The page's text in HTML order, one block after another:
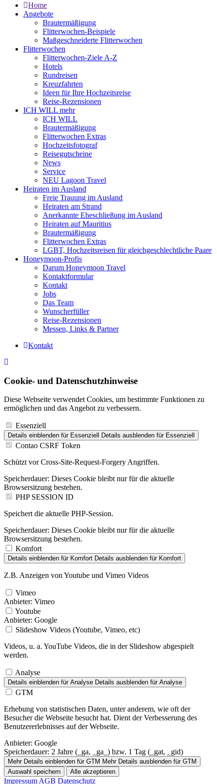
Home
Angebote
Brautermäßigung
Flitterwochen-Beispiele
Maßgeschneiderte Flitterwochen
Flitterwochen
Flitterwochen-Ziele A-Z
Hotels
Rundreisen
Kreuzfahrten
Ideen für Ihre Hochzeitsreise
Reise-Rezensionen
ICH WILL mehr
ICH WILL
Brautermäßigung
Flitterwochen Extras
Hochzeitsfotograf
Reisegutscheine
News
Service
NEU Lagoon Travel
Heiraten im Ausland
Freie Trauung im Ausland
Heiraten am Strand
Anerkannte Eheschließung im Ausland
Heiraten auf Mauritius
Brautermäßigung
Flitterwochen Extras
LGBT, Hochzeitsreisen für gleichgeschlechtliche Paare
Honeymoon-Profis
Darum Honeymoon Travel
Kontaktformular
Kontakt
Jobs
Das Team
Wunscherfüller
Reise-Rezensionen
Messen, Links & Partner
Kontakt
Cookie- und Datenschutzhinweise
Diese Webseite verwendet Cookies, um bestimmte Funktionen zu
ermöglichen und das Angebot zu verbessern.
Essenziell
Details einblenden für Essenziell Details ausblenden für Essenziell
Contao CSRF Token
Schützt vor Cross-Site-Request-Forgery Angriffen.
Speicherdauer: Dieses Cookie bleibt nur für die aktuelle
Browsersitzung bestehen.
PHP SESSION ID
Speichert die aktuelle PHP-Session.
Speicherdauer: Dieses Cookie bleibt nur für die aktuelle
Browsersitzung bestehen.
Komfort
Details einblenden für Komfort Details ausblenden für Komfort
Z.B. Anzeigen von Youtube und Vimeo Videos
Vimeo
Anbieter: Vimeo
Youtube
Anbieter: Google
Slideshow Videos (Youtube, Vimeo, etc)
Videos, u. a. YouTube Videos, die in der Slideshow abgespielt
werden.
Analyse
Details einblenden für Analyse Details ausblenden für Analyse
GTM
Erhebung von statistischen Daten, unter anderem, wie oft der
Besucher die Webseite besucht hat. Dient der Verbesserung des
Benutzererlebnisses auf der Webseite.
Anbieter: Google
Speicherdauer: 2 Jahre (_ga, _ga_) bzw. 1 Tag (_gat, _gid)
Mehr Details einblenden für GTM Mehr Details ausblenden für GTM
Auswahl speichern
Alle akzeptieren
Impressum AGB Datenschutz